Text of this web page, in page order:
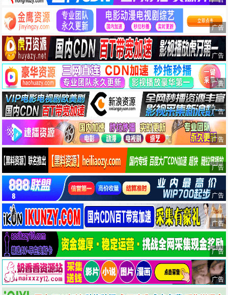
广告
广告
广告
广告
广告
广告
广告
广告
广告
广告